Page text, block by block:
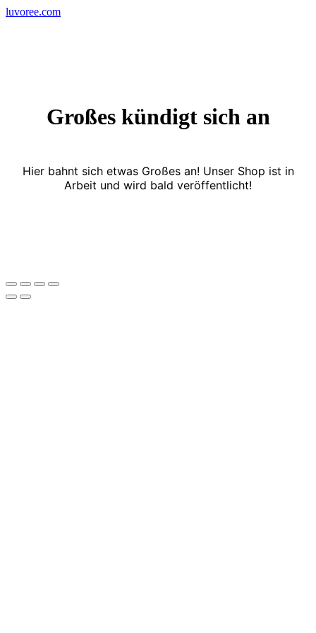
Skip
luvoree.com
Großes kündigt sich an
Hier bahnt sich etwas Großes an! Unser Shop ist in
Arbeit und wird bald veröffentlicht!